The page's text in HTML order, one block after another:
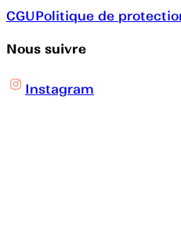
CGUPolitique de
Nous suivre
Instagram